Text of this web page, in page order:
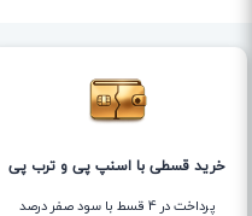
خرید قسطی با اسنپ پی و ترب پی
پرداخت در 4 قسط با سود صفر درصد